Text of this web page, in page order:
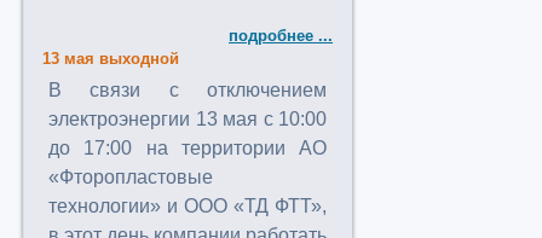
подробнее ...
13 мая выходной
В связи с отключением
электроэнергии 13 мая с 10:00
до 17:00 на территории АО
«Фторопластовые
технологии» и ООО «ТД ФТТ»,